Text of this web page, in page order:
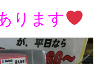
ります